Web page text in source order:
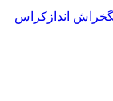
خراش انداز کراس